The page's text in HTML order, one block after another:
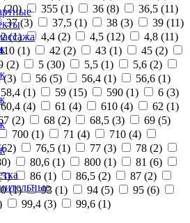
(20) 355 (1) 36 (8) 36,5 (11)
37 (3) 37,5 (1) 38 (3) 39 (11)
(1) 4,4 (2) 4,5 (12) 4,8 (11)
(1) 42 (2) 43 (1) 45 (2)
(2) 5 (30) 5,5 (1) 5,6 (2)
(3) 56 (5) 56,4 (1) 56,6 (1)
58,4 (1) 59 (15) 590 (1) 6 (3)
60,4 (4) 61 (4) 610 (4) 62 (1)
(2) 68 (2) 68,5 (3) 69 (5)
700 (1) 71 (4) 710 (4)
62) 76,5 (1) 77 (3) 78 (2)
) 80,6 (1) 800 (1) 81 (6)
3) 86 (1) 86,5 (2) 87 (2)
(1) 93 (1) 94 (5) 95 (6)
99,4 (3) 99,6 (1)